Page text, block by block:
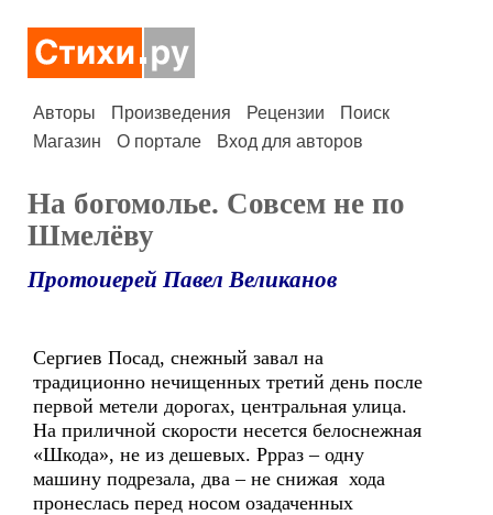
Авторы Произведения Рецензии
Поиск
Магазин
О портале Вход для авторов
На богомолье. Совсем не по
Шмелёву
Протоиерей Павел Великанов
Сергиев Посад, снежный завал на
традиционно нечищенных третий день после
первой метели дорогах, центральная улица.
На приличной скорости несется белоснежная
«Шкода», не из дешевых. Ррраз – одну
машину подрезала, два – не снижая хода
пронеслась перед носом озадаченных